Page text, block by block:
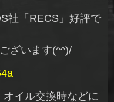
社「RECS」好評で
ざいます(^^)/
イル交換時などに